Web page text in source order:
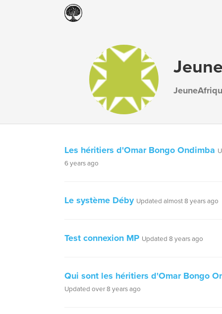
Les héritiers d'Omar Bongo Ondimba
6 years ago
Le système Déby Updated almost 8 years ago
Test connexion MP Updated 8 years ago
Qui sont les héritiers d'Omar Bongo
Updated over 8 years ago